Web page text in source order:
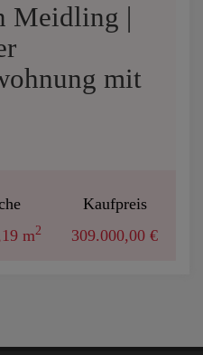
Meidling |
mit
m2
Kaufpreis
309.000,00 €